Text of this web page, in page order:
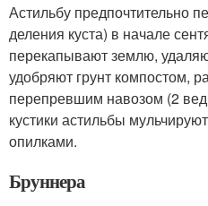
Астильбу предпочтительно
деления куста) в начале
перекапывают землю,
удобряют грунт компостом,
перепревшим навозом (2
кустики астильбы
опилками.
Бруннера